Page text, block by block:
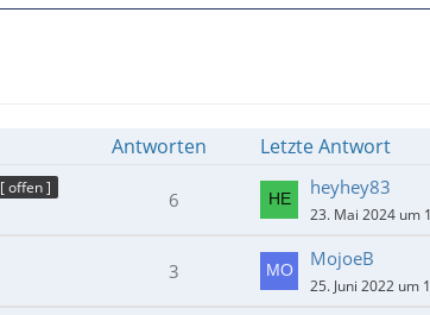
Antworten Letzte Antwort
[ offen ]
6
heyhey83
23. Mai 2024 um
3
MojoeB
25. Juni 2022 um